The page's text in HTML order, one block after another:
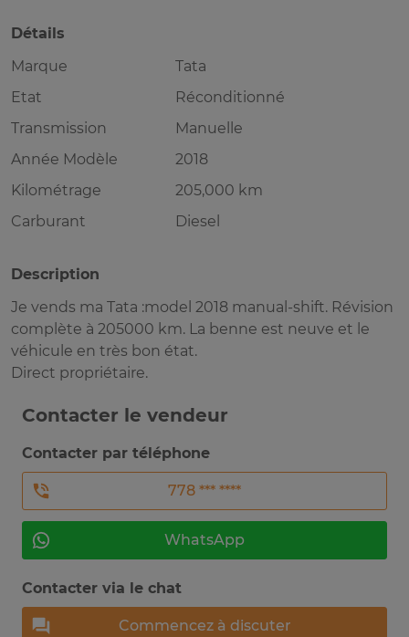
Détails
Marque
Tata
Etat
Réconditionné
Transmission
Manuelle
Année Modèle
2018
Kilométrage
205,000 km
Carburant
Diesel
Description
Je vends ma Tata :model 2018 manual-shift. Révision
complète à 205000 km. La benne est neuve et le
véhicule en très bon état.
Direct propriétaire.
Contacter le vendeur
Contacter par téléphone
778 *** ****
WhatsApp
Contacter via le chat
Commencez à discuter